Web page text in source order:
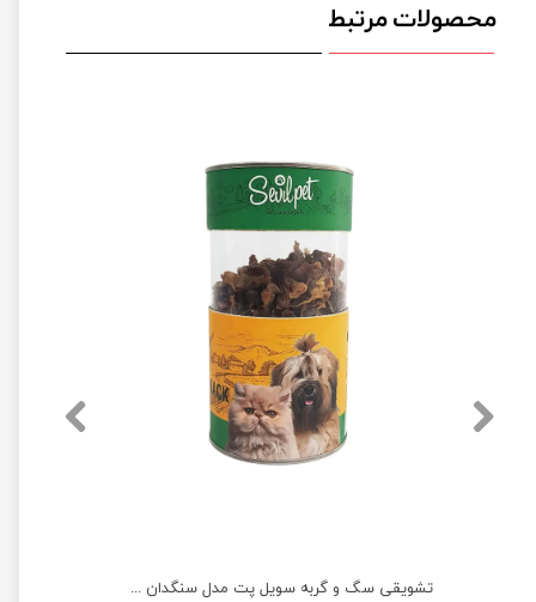
محصولات مرتبط
تشویقی سگ و گربه سویل پت مدل سنگدان مرغ وزن 80 گرم